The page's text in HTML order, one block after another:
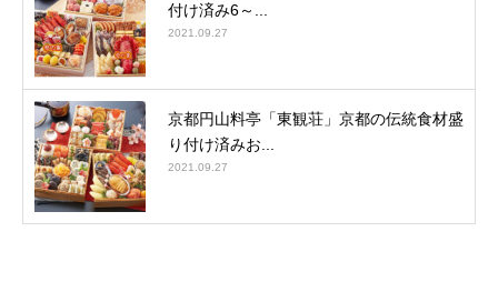
付け済み6～...
2021.09.27
京都円山料亭「東観荘」京都の伝統食材盛
り付け済みお...
2021.09.27